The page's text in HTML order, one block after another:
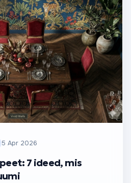
5 Apr 2026
7 ideed, mis